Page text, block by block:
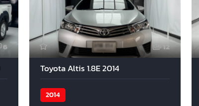
6 12
Toyota Altis 1.8E 2014
2014